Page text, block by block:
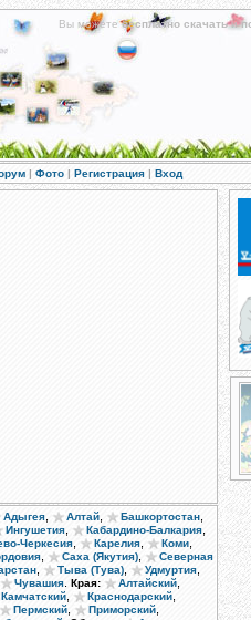
Вы можетебесплатно скачатьи
| Фото | Регистрация | Вход
Адыгея Алтай Башкортостан
Ингушетия Кабардино-Балкария
Черкесия Карелия Коми
, Саха (Якутия),
Северная
, Тыва (Тува), Удмуртия,
Чувашия Края: Алтайский
Камчатский Краснодарский
Пермский, Приморский,